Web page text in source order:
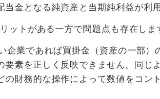
金となる純資産と当期純利益が利
ットがある一方で問題点も存在しま
企業であれば買掛金（資産の一部）
要素を正しく反映できません。同じ
の財務的な操作によって数値をコン